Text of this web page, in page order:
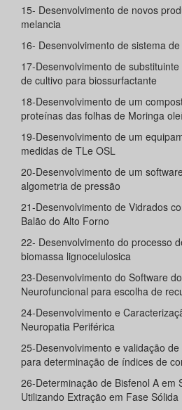
15- Desenvolvimento de novos
melancia
16- Desenvolvimento de sistema
17-Desenvolvimento de
de cultivo para biossurfactante
18-Desenvolvimento de um
proteínas das folhas de Moringa
19-Desenvolvimento de um
medidas de TLe OSL
20-Desenvolvimento de um
algometria de pressão
21-Desenvolvimento de Vidrados
Balão do Alto Forno
22- Desenvolvimento do processo
biomassa lignocelulosica
23-Desenvolvimento do Software
Neurofuncional para escolha de
24-Desenvolvimento e
Neuropatia Periférica
25-Desenvolvimento e validação
para determinação de índices de
26-Determinação de Bisfenol A em
Utilizando Extração em Fase